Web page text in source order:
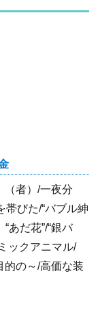
（者）/一夜分
帯びた/“バブル紳
あだ花”/“銀バ
ックアニマル/
的の～/高価な装